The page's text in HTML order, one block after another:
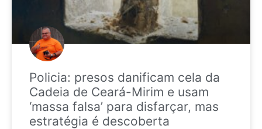
Policia: presos danificam cela da
Cadeia de Ceará-Mirim e usam
‘massa falsa’ para disfarçar, mas
estratégia é descoberta